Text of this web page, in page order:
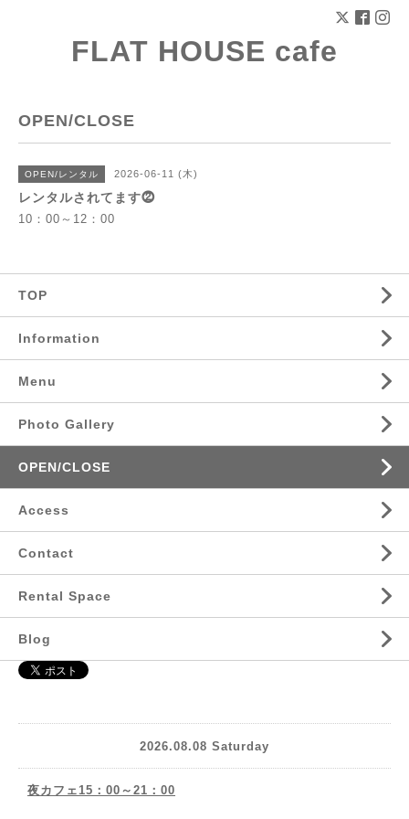
FLAT HOUSE cafe
OPEN/CLOSE
OPEN/レンタル 2026-06-11 (木)
レンタルされてます⓶
10：00～12：00
TOP
Information
Menu
Photo Gallery
OPEN/CLOSE
Access
Contact
Rental Space
Blog
2026.08.08 Saturday
夜カフェ15：00～21：00